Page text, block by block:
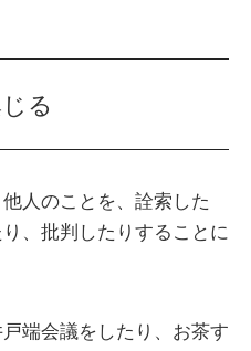
る
人のことを、詮索した
、批判したりすることに
端会議をしたり、お茶す